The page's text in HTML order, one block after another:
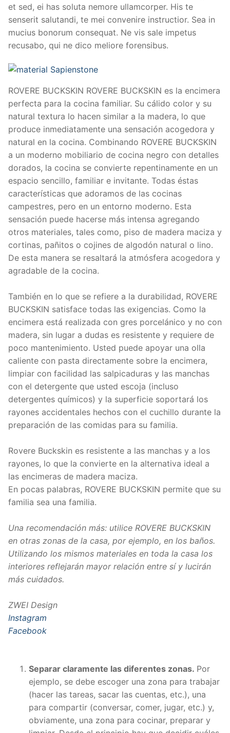
et sed, ei has soluta nemore ullamcorper. His te
senserit salutandi, te mei convenire instructior. Sea in
mucius bonorum consequat. Ne vis sale impetus
recusabo, qui ne dico meliore forensibus.
ROVERE BUCKSKIN ROVERE BUCKSKIN es la encimera
perfecta para la cocina familiar. Su cálido color y su
natural textura lo hacen similar a la madera, lo que
produce inmediatamente una sensación acogedora y
natural en la cocina. Combinando ROVERE BUCKSKIN
a un moderno mobiliario de cocina negro con detalles
dorados, la cocina se convierte repentinamente en un
espacio sencillo, familiar e invitante. Todas éstas
características que adoramos de las cocinas
campestres, pero en un entorno moderno. Esta
sensación puede hacerse más intensa agregando
otros materiales, tales como, piso de madera maciza y
cortinas, pañitos o cojines de algodón natural o lino.
De esta manera se resaltará la atmósfera acogedora y
agradable de la cocina.
También en lo que se refiere a la durabilidad, ROVERE
BUCKSKIN satisface todas las exigencias. Como la
encimera está realizada con gres porcelánico y no con
madera, sin lugar a dudas es resistente y requiere de
poco mantenimiento. Usted puede apoyar una olla
caliente con pasta directamente sobre la encimera,
limpiar con facilidad las salpicaduras y las manchas
con el detergente que usted escoja (incluso
detergentes químicos) y la superficie soportará los
rayones accidentales hechos con el cuchillo durante la
preparación de las comidas para su familia.
Rovere Buckskin es resistente a las manchas y a los
rayones, lo que la convierte en la alternativa ideal a
las encimeras de madera maciza.
En pocas palabras, ROVERE BUCKSKIN permite que su
familia sea una familia.
Una recomendación más: utilice ROVERE BUCKSKIN
en otras zonas de la casa, por ejemplo, en los baños.
Utilizando los mismos materiales en toda la casa los
interiores reflejarán mayor relación entre sí y lucirán
más cuidados.
ZWEI Design
Instagram
Facebook
Separar claramente las diferentes zonas. Por
ejemplo, se debe escoger una zona para trabajar
(hacer las tareas, sacar las cuentas, etc.), una
para compartir (conversar, comer, jugar, etc.) y,
obviamente, una zona para cocinar, preparar y